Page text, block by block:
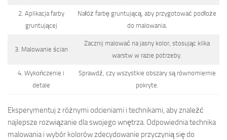
2. Aplikacja farby
gruntującej
Nałóż farbę gruntującą, aby przygotować podłoże
do malowania.
3. Malowanie ścian
Zacznij malować na jasny kolor, stosując kilka
warstw w razie potrzeby.
4. Wykończenie i
detale
Sprawdź, czy wszystkie obszary są równomiernie
pokryte.
Eksperymentuj z różnymi odcieniami i technikami, aby znaleźć
najlepsze rozwiązanie dla swojego wnętrza. Odpowiednia technika
malowania i wybór kolorów zdecydowanie przyczynią się do